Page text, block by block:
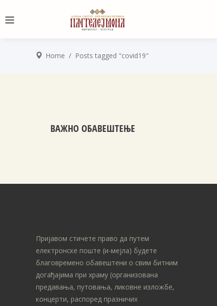
Home / Posts tagged "covid19"
ВАЖНО ОБАВЕШТЕЊЕ
Пријавом стичете право да путем
електронске поште (и-мејла) будете
благовремено обавештени о свим битним
догађајима при храму (организована
предавања, путовања, ликовне изложбе,
концерти, распоред празничих